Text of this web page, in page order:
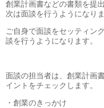
創業計画書などの書類を提
次は面談を行うようになりま
ご自身で面談をセッティン
談を行うようになります。
面談の担当者は、創業計画
イントをチェックします。
・創業のきっかけ